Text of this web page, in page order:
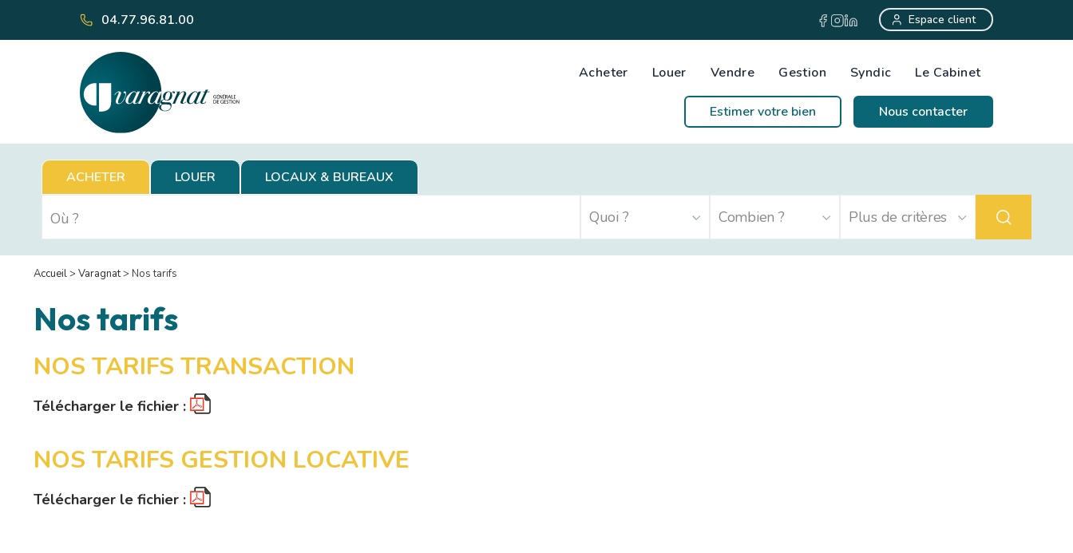
04.77.96.81.00
Estimer votre bien Nous contacter
Espace client
Acheter Louer Vendre Gestion Syndic Le Cabinet
ACHETER LOUER LOCAUX & BUREAUX
Accueil> Varagnat> Nos tarifs
Nos tarifs
NOS TARIFS TRANSACTION
Télécharger le fichier :
NOS TARIFS GESTION LOCATIVE
Télécharger le fichier :